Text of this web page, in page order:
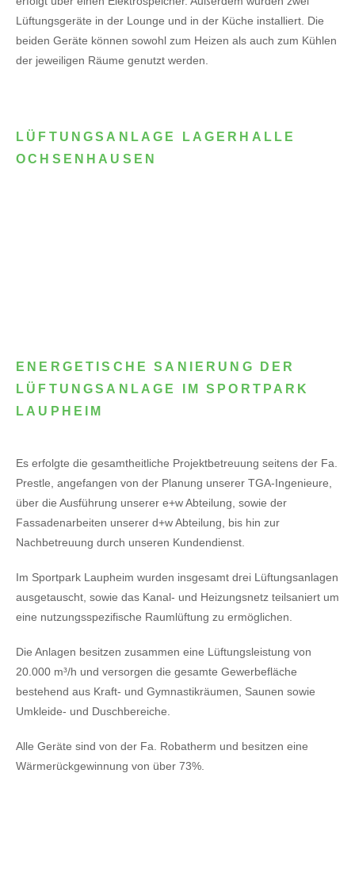
Lüftungsgeräte in der Lounge und in der Küche installiert. Die
beiden Geräte können sowohl zum Heizen als auch zum Kühlen
der jeweiligen Räume genutzt werden.
LÜFTUNGSANLAGE LAGERHALLE
OCHSENHAUSEN
ENERGETISCHE SANIERUNG DER
LÜFTUNGSANLAGE IM SPORTPARK
LAUPHEIM
Es erfolgte die gesamtheitliche Projektbetreuung seitens der Fa.
Prestle, angefangen von der Planung unserer TGA-Ingenieure,
über die Ausführung unserer e+w Abteilung, sowie der
Fassadenarbeiten unserer d+w Abteilung, bis hin zur
Nachbetreuung durch unseren Kundendienst.
Im Sportpark Laupheim wurden insgesamt drei Lüftungsanlagen
ausgetauscht, sowie das Kanal- und Heizungsnetz teilsaniert um
eine nutzungsspezifische Raumlüftung zu ermöglichen.
Die Anlagen besitzen zusammen eine Lüftungsleistung von
20.000 m³/h und versorgen die gesamte Gewerbefläche
bestehend aus Kraft- und Gymnastikräumen, Saunen sowie
Umkleide- und Duschbereiche.
Alle Geräte sind von der Fa. Robatherm und besitzen eine
Wärmerückgewinnung von über 73%.